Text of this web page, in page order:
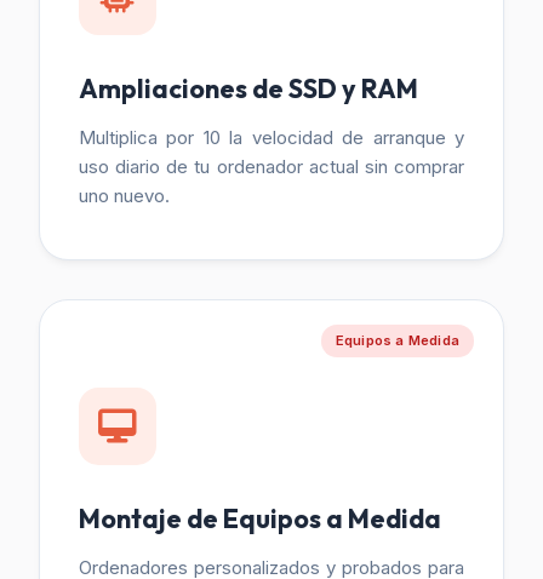
Ampliaciones de SSD y RAM
Multiplica por 10 la velocidad de arranque y
uso diario de tu ordenador actual sin comprar
uno nuevo.
Equipos a Medida
Montaje de Equipos a Medida
Ordenadores personalizados y probados para